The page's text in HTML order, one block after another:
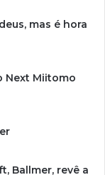
mas é hora
Next Miitomo
Ballmer, revê a